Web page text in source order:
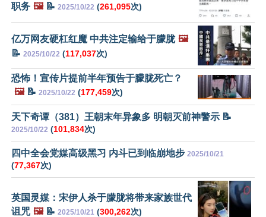
职务 🖼️📝 2025/10/22 (261,095次)
亿万网友硬杠红魔 中共注定输给于朦胧 🖼️
📝 2025/10/22 (117,037次)
恐怖！宣传片提前半年预告于朦胧死亡？
🖼️📝 2025/10/22 (177,459次)
天下奇谭（381）王朝末年异象多 明朝灭前神警示 📝
2025/10/22 (101,834次)
四中全会党媒高级黑习 内斗已到临崩地步 2025/10/21
(77,367次)
英国灵媒：宋伊人杀于朦胧将带来家族世代
诅咒 🖼️📝 2025/10/21 (300,262次)